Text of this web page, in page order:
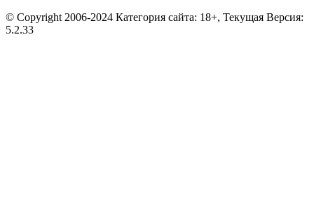
© Copyright 2006-2024 Категория сайта: 18+, Текущая Версия:
5.2.33